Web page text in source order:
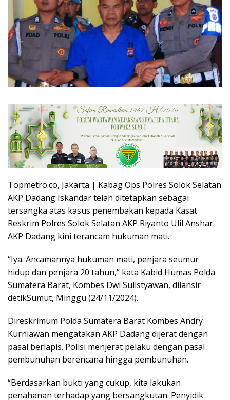
Topmetro.co, Jakarta | Kabag Ops Polres Solok Selatan
AKP Dadang Iskandar telah ditetapkan sebagai
tersangka atas kasus penembakan kepada Kasat
Reskrim Polres Solok Selatan AKP Riyanto Ulil Anshar.
AKP Dadang kini terancam hukuman mati.
“Iya. Ancamannya hukuman mati, penjara seumur
hidup dan penjara 20 tahun,” kata Kabid Humas Polda
Sumatera Barat, Kombes Dwi Sulistyawan, dilansir
detikSumut, Minggu (24/11/2024).
Direskrimum Polda Sumatera Barat Kombes Andry
Kurniawan mengatakan AKP Dadang dijerat dengan
pasal berlapis. Polisi menjerat pelaku dengan pasal
pembunuhan berencana hingga pembunuhan.
“Berdasarkan bukti yang cukup, kita lakukan
penahanan terhadap yang bersangkutan. Penyidik